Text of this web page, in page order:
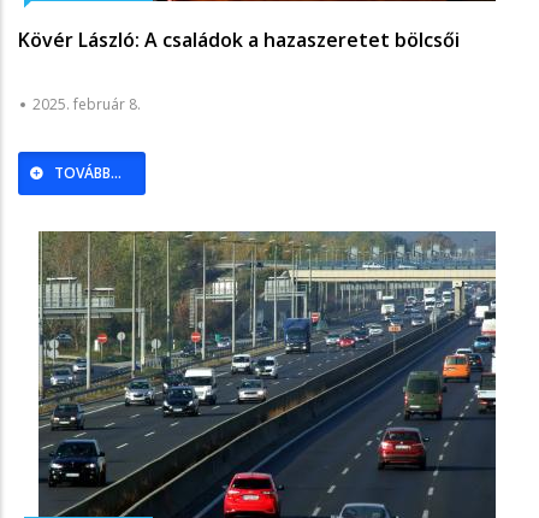
Kövér László: A családok a hazaszeretet bölcsői
2025. február 8.
TOVÁBB...